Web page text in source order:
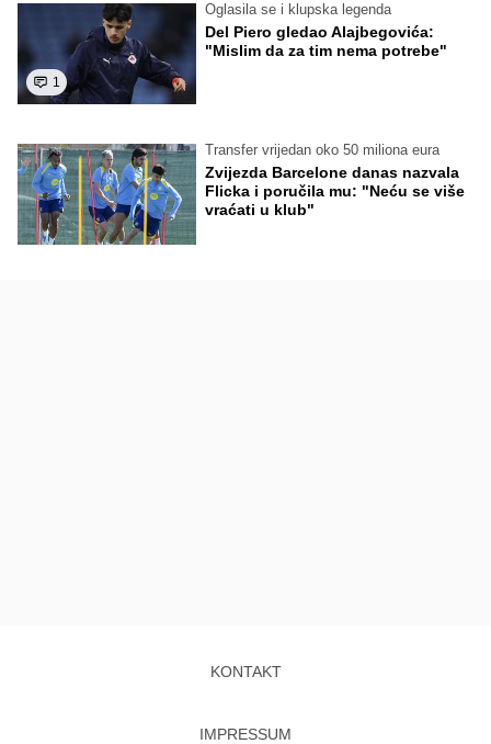
1
Oglasila se i klupska legenda
Del Piero gledao Alajbegovića:
"Mislim da za tim nema potrebe"
Transfer vrijedan oko 50 miliona eura
Zvijezda Barcelone danas nazvala
Flicka i poručila mu: "Neću se više
vraćati u klub"
KONTAKT
IMPRESSUM